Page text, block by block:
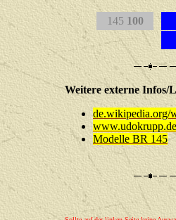
145 100
Weitere externe
de.wikipedia.org/
www.udokrupp.de
Modelle BR 145